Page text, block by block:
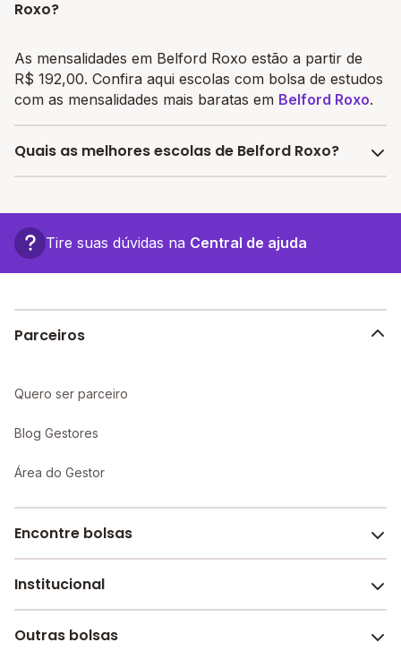
Roxo?
As mensalidades em Belford Roxo estão a partir de
R$ 192,00. Confira aqui escolas com bolsa de estudos
com as mensalidades mais baratas em Belford Roxo.
Quais as melhores escolas de Belford Roxo?
Tire suas dúvidas na Central de ajuda
Parceiros
Quero ser parceiro
Blog Gestores
Área do Gestor
Encontre bolsas
Melhores escolas de São Paulo
Escolas por cidade e bairro
Institucional
Sobre o Melhor Escola
Outras bolsas